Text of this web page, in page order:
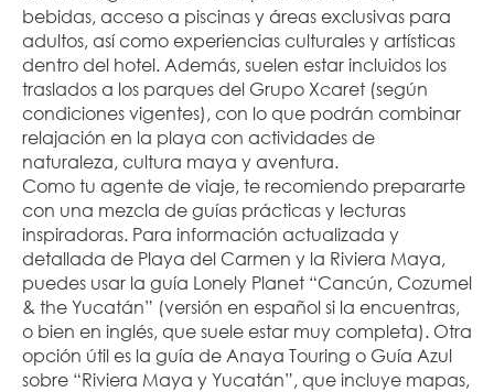
bebidas, acceso a piscinas y áreas exclusivas para
adultos, así como experiencias culturales y artísticas
dentro del hotel. Además, suelen estar incluidos los
traslados a los parques del Grupo Xcaret (según
condiciones vigentes), con lo que podrán combinar
relajación en la playa con actividades de
naturaleza, cultura maya y aventura.
Como tu agente de viaje, te recomiendo prepararte
con una mezcla de guías prácticas y lecturas
inspiradoras. Para información actualizada y
detallada de Playa del Carmen y la Riviera Maya,
puedes usar la guía Lonely Planet “Cancún, Cozumel
& the Yucatán” (versión en español si la encuentras,
o bien en inglés, que suele estar muy completa). Otra
opción útil es la guía de Anaya Touring o Guía Azul
sobre “Riviera Maya y Yucatán”, que incluye mapas,